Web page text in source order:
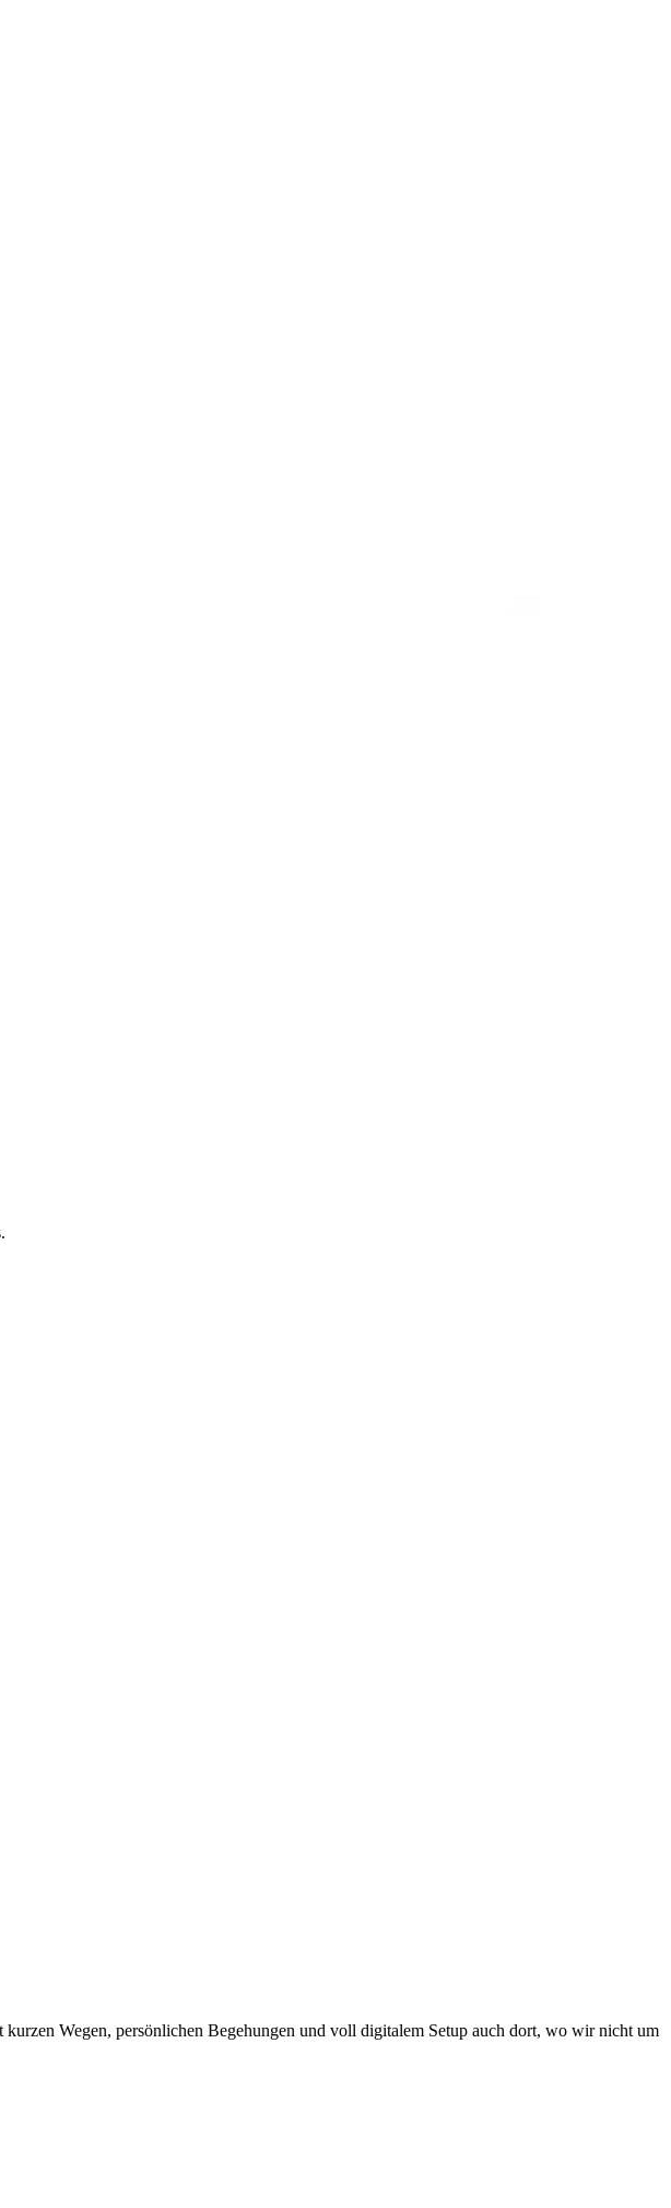
Wegen, persönlichen Begehungen und voll digitalem Setup auch dort, wo wir nicht um